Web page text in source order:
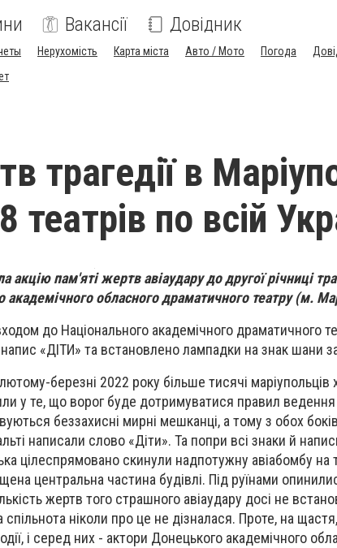
Вакансії Довідник
Нерухомість Карта міста Авто / Мото Погода
трагедії в
по всій
пам'яті жертв авіаудару до другої річниці
академічного обласного драматичного театру (м.
до Національного академічного драматичного
«ДІТИ» та встановлено лампадки на знак шани
березні 2022 року більше тисячі маріупольців
у те, що ворог буде дотримуватися правил ведення
беззахисні мирні мешканці, а тому з обох
написали слово «Діти». Та попри всі знаки й
цілеспрямовано скинули надпотужну авіабомбу на
центральна частина будівлі. Під руїнами
жертв того страшного авіаудару досі не
ніколи про це не дізналася. Проте, на
і серед них - актори Донецького академічного